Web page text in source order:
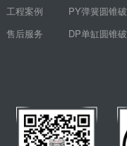
工程案例
售后服务